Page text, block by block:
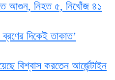
আগুন, নিহত ৫, নিখোঁজ ৪১
দিকেই তাকাত’
বিশ্বাস করতেন আর্জেন্টাইন